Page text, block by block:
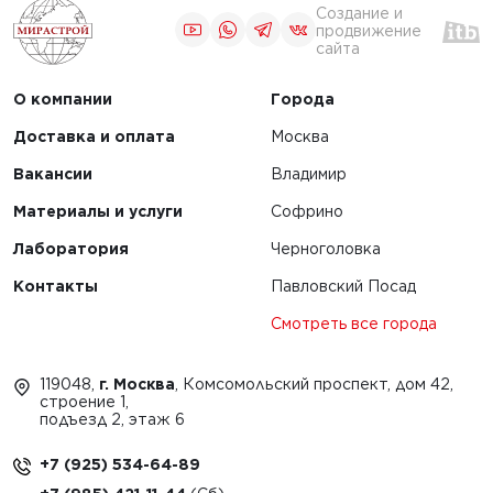
применение
1
Создание и
продвижение
сайта
О компании
Доставка и оплата
Вакансии
Материалы и услуги
Лаборатория
Контакты
Города
Москва
Владимир
Софрино
Черноголовка
Павловский Посад
Смотреть все города
119048, г. Москва , Комсомольский проспект, дом 42,
строение 1,
подъезд 2, этаж 6
+7 (925) 534-64-89